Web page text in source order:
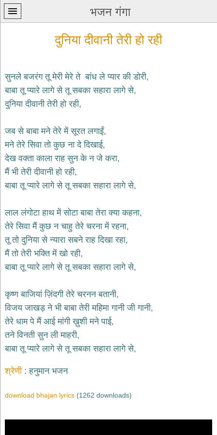
भजन गंगा
प्रथम
पन्ना
कृष्ण
भजन
krishna
bhajans
शिव
भजन
हनुमान
भजन
hanuman
bhajans
साईं
भजन
जैन
भजन
jain
bhajans
भजन
bhajans
भजन
दुनिया दीवानी तेरी हो रही
सुनले बजरंग तू मेरी मेरे ते बांध ले प्यार की डोरी,
बाबा तू प्यारे लागे से तू सबका सहारा लागे से,
दुनिया दीवानी तेरी हो रही,
जब से बाबा मने तेरे में सूरत लगाईं,
मने तेरे सिवा तो कुछ ना दे दिखाई,
देख वक्ता काला राह सुन के न जे करा,
मैं भी तेरी दीवानी हो रही,
बाबा तू प्यारे लागे से तू सबका सहारा लागे से,
लाल लंगोटा हाथ में सोटा बाबा तेरा क्या कहना,
तेरे सिवा मैं कुछ न चाहु तेरे चरना में रहना,
तू तो दुनिया से न्यारा सबने राह दिखा रहा,
मैं तो तेरी भक्ति में खो रही,
बाबा तू प्यारे लागे से तू सबका सहारा लागे से,
कृष्ण बाजियां ज़िंदगी तेरे चरनन बतानी,
विजय जाखड़ ने भी बाबा तेरी महिमा गानी जी गानी,
तेरे धाम पे मैं आई मांगी ख़ुशी मने पाई,
तने विनती सुन ली माहरी,
बाबा तू प्यारे लागे से तू सबका सहारा लागे से,
श्रेणी हनुमान भजन
download bhajan lyrics (1262 downloads)